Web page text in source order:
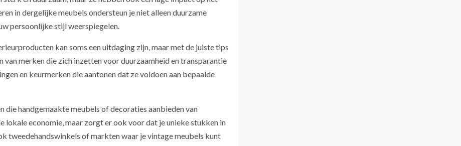
in dergelijke meubels ondersteun je niet alleen duurzame
persoonlijke stijl weerspiegelen.
kan soms een uitdaging zijn, maar met de juiste tips
merken die zich inzetten voor duurzaamheid en transparantie
en keurmerken die aantonen dat ze voldoen aan bepaalde
die handgemaakte meubels of decoraties aanbieden van
lokale economie, maar zorgt er ook voor dat je unieke stukken in
tweedehandswinkels of markten waar je vintage meubels kunt